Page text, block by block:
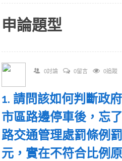
申論題型
0討論 0留言 0追蹤
1. 請問該如何判斷政
市區路邊停車後，忘
路交通管理處罰條例
元，實在不符合比例